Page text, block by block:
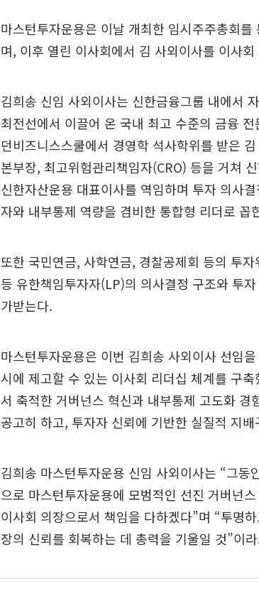
마스턴투자운용은 이날 개최한 임시주주총회
며, 이후 열린 이사회에서 김 사외이사를 이사
김희송 신임 사외이사는 신한금융그룹 내에서
최전선에서 이끌어 온 국내 최고 수준의 금융
던비즈니스스쿨에서 경영학 석사학위를 받은
본부장, 최고위험관리책임자(CRO) 등을 거쳐
신한자산운용 대표이사를 역임하며 투자 의사
자와 내부통제 역량을 겸비한 통합형 리더로 꼽
또한 국민연금, 사학연금, 경찰공제회 등의 투
등 유한책임투자자(LP)의 의사결정 구조와 투
가받는다.
마스턴투자운용은 이번 김희송 사외이사 선임
시에 제고할 수 있는 이사회 리더십 체계를 구
서 축적한 거버넌스 혁신과 내부통제 고도화
공고히 하고, 투자자 신뢰에 기반한 실질적 지
김희송 마스턴투자운용 신임 사외이사는 “그동
으로 마스턴투자운용에 모범적인 선진 거버넌
이사회 의장으로서 책임을 다하겠다”며 “투명
장의 신뢰를 회복하는 데 총력을 기울일 것”이